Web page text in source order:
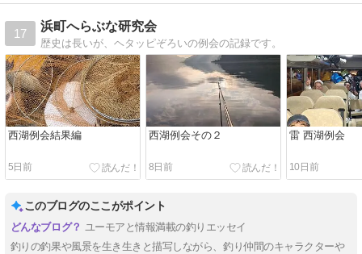
17
浜町へらぶな研究会
歴史は長いが、ヘタッピぞろいの例会の記録です。
西湖例会結果編
5日前
西湖例会その２
8日前
雷 西湖例会
10日前
このブログのここがポイント
ユーモアと情報満載の釣りエッセイ
釣りの釣果や風景を生き生きと描写しながら、釣り仲間のキャラクターや